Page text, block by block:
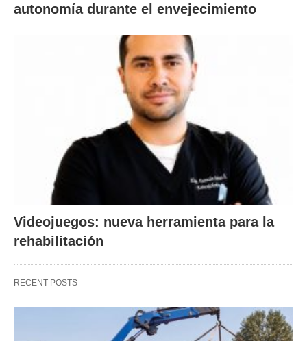
autonomía durante el envejecimiento
Videojuegos: nueva herramienta para la
rehabilitación
RECENT POSTS